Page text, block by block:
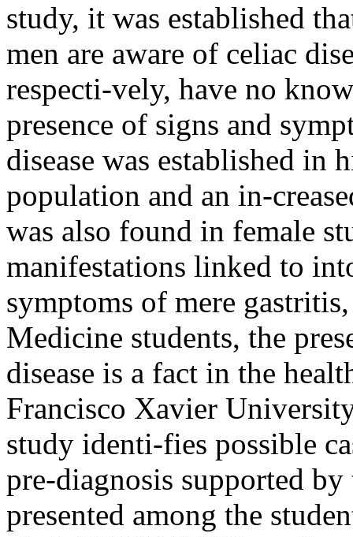
study, it was established
men are aware of celiac
respecti-vely, have no
presence of signs and
disease was established in
population and an in-
was also found in female
manifestations linked to
symptoms of mere
Medicine students, the
disease is a fact in the
Francisco Xavier
study identi-fies possible
pre-diagnosis supported
presented among the